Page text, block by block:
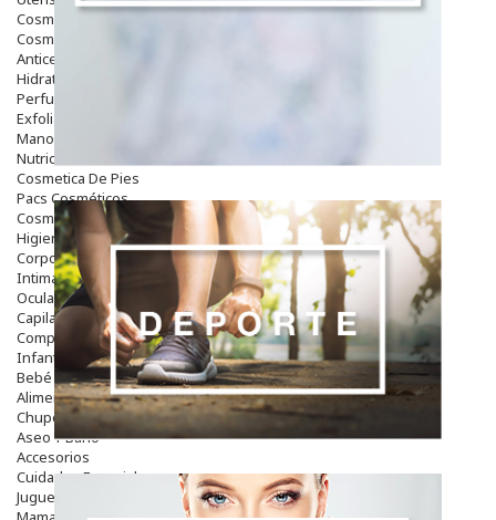
Cosmética Capilar
Cosmética Corporal
Anticelulíticos
Hidratantes Corporales
Perfumes Y Colonias
Exfoliantes Corporales
Manos Y Uñas
Nutricosmética
Cosmetica De Pies
Pacs Cosméticos
Cosmetica Facial Piel Sensible
Higiene
Corporal
Intima
Ocular
Capilar
Complementos
Infantil
Bebé
Alimentación Y Complementos
Chupetes Y Mordedores
Aseo Y Baño
Accesorios
Cuidados Especiales
Juguetes